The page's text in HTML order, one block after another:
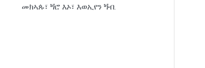
መክኣጱ፣ ጝሮ እኦ፣ እወኢየን ጝብ.